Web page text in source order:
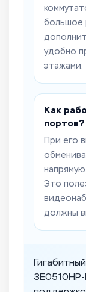
большое
удобно
этажами.
Как
портов?
При его
Это
должны